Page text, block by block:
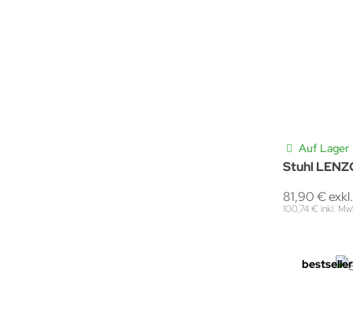
Auf Lager
Stuhl
81,90 €
100,74 € inkl.
bestseller